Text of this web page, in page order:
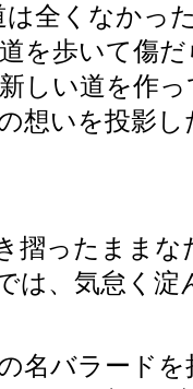
は全くなかっ
を歩いて傷
しい道を作
想いを投影し
摺ったまま
は、気怠く
名バラード